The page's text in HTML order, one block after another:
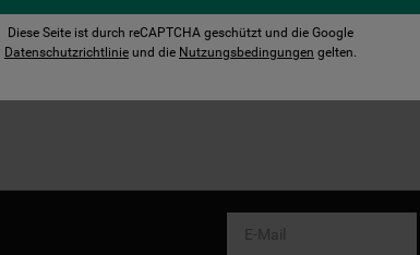
Diese Seite ist durch reCAPTCHA geschützt und die Google
Datenschutzrichtlinie und die Nutzungsbedingungen gelten.